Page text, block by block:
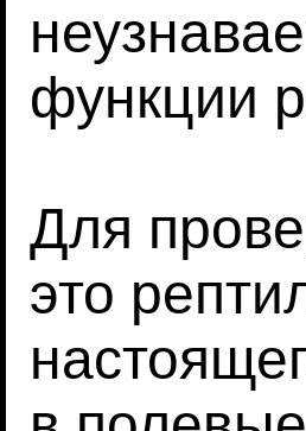
функции
Для
это